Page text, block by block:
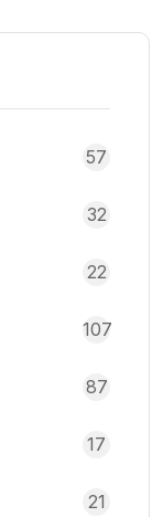
57
32
22
107
87
17
21